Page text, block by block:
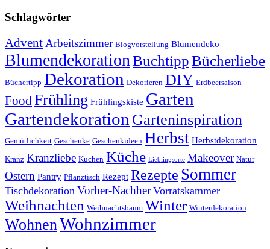
Schlagwörter
Advent Arbeitszimmer Blogvorstellung Blumendeko
Blumendekoration BuchtippBücherliebe
Büchertipp Dekoration Dekorieren DIY Erdbeersaison
FoodFrühling Frühlingskiste Garten
Gartendekoration Garteninspiration
Gemütlichkeit Geschenke Geschenkideen Herbst Herbstdekoration
Kranz Kranzliebe Kuchen Küche Lieblingsorte Makeover Natur
Ostern Pantry Pflanztisch Rezept Rezepte Sommer
Tischdekoration Vorher-Nachher Vorratskammer
Weihnachten Weihnachtsbaum Winter Winterdekoration
WohnenWohnzimmer